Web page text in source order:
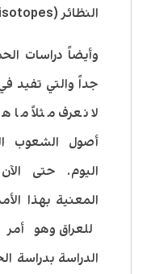
النظائر (isotopes) هي مجال آخر مهم.
وأيضاً دراسات
جداً والتي تفيد
لا نعرف مثلاً ما
أصول الشعوب
اليوم. حتى
المعنية بهذا
للعراق وهو
الدراسة بدراسة